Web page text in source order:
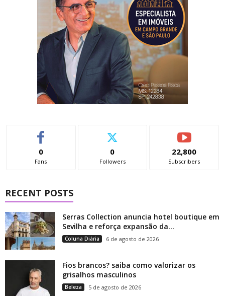
0
Fans
0
Followers
22,800
Subscribers
RECENT POSTS
Serras Collection anuncia hotel boutique em
Sevilha e reforça expansão da...
Coluna Diária 6 de agosto de 2026
Fios brancos? saiba como valorizar os
grisalhos masculinos
Beleza 5 de agosto de 2026